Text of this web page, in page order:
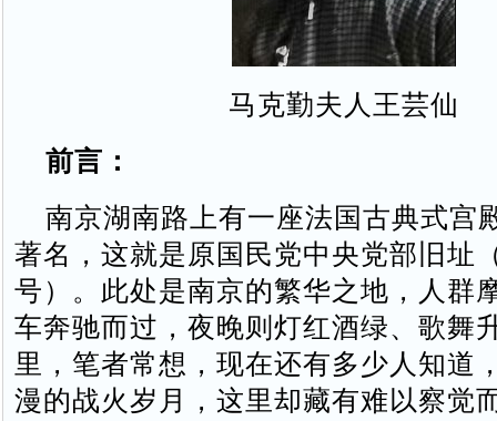
马克勤夫人王芸仙
前言：
南京湖南路上有一座法国古典式宫
著名，这就是原国民党中央党部旧址
号）。此处是南京的繁华之地，人群
车奔驰而过，夜晚则灯红酒绿、歌舞
里，笔者常想，现在还有多少人知道
漫的战火岁月，这里却藏有难以察觉